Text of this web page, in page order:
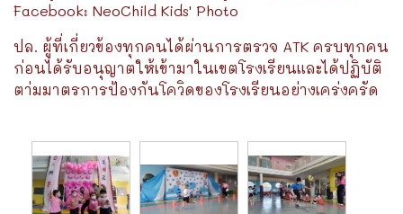
Facebook: NeoChild Kids' Photo
ปล. ผู้ที่เกี่ยวข้องทุกคนได้ผ่านการตรวจ ATK ครบทุกคน
ก่อนได้รับอนุญาตให้เข้ามาในเขตโรงเรียนและได้ปฏิบัติ
ตา่มมาตรการป้องกันโควิดของโรงเรียนอย่างเคร่งครัด